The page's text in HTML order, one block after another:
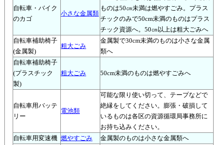
自転車・バイク
のカゴ
小さな金属類
ものは50㎝未満は燃やすごみ。プラス
チックのみで50cm未満のものはプラス
チック資源へ。50㎝以上は粗大ごみへ
自転車補助椅子
(金属製)
粗大ごみ
金属製で30cm未満のものは小さな金属
類へ
自転車補助椅子
(プラスチック
製)
粗大ごみ 50cm未満のものは燃やすごみへ
自転車用バッテ
リー
電池類
可能な限り使い切って、テープなどで
絶縁をしてください。膨張・破損して
いるものは各区の資源循環局事務所に
お持ち込みください。
自転車用変速機 燃やすごみ
金属製のものは小さな金属類へ